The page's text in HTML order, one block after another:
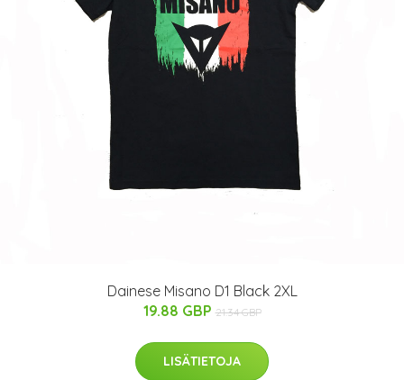
Dainese Misano D1 Black 2XL
19.88 GBP 21.34 GBP
LISÄTIETOJA